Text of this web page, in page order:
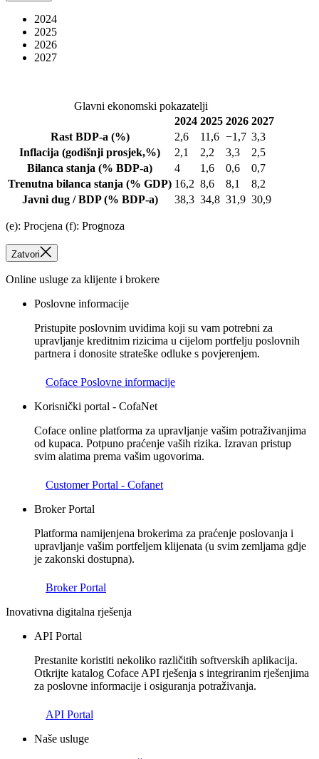
2024
2025
2026
2027
Glavni ekonomski pokazatelji
2024 2025 2026 2027
Rast BDP-a (%) 2,6 11,6 −1,7 3,3
Inflacija (godišnji prosjek,%) 2,1 2,2 3,3
2,5
Bilanca stanja (% BDP-a) 4 1,6 0,6
0,7
Trenutna bilanca stanja (% GDP) 16,2 8,6 8,1
8,2
Javni dug / BDP(% BDP-a) 38,3 34,8 31,9 30,9
(e): Procjena (f): Prognoza
Zatvori
Online usluge za klijente i brokere
Poslovne informacije
Pristupite poslovnim uvidima koji su vam potrebni za
upravljanje kreditnim rizicima u cijelom portfelju poslovnih
partnera i donosite strateške odluke s povjerenjem.
Coface Poslovne informacije
Korisnički portal - CofaNet
Coface online platforma za upravljanje vašim potraživanjima
od kupaca. Potpuno praćenje vaših rizika. Izravan pristup
svim alatima prema vašim ugovorima.
Customer Portal - Cofanet
Broker Portal
Platforma namijenjena brokerima za praćenje poslovanja i
upravljanje vašim portfeljem klijenata (u svim zemljama gdje
je zakonski dostupna).
Broker Portal
Inovativna digitalna rješenja
API Portal
Prestanite koristiti nekoliko različitih softverskih aplikacija.
Otkrijte katalog Coface API rješenja s integriranim rješenjima
za poslovne informacije i osiguranja potraživanja.
API Portal
Naše usluge